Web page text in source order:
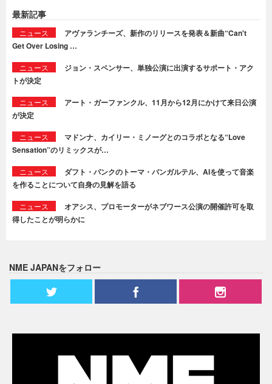
最新記事
ニュース
アヴァランチーズ、新作のリリースを発表＆新曲“Can't
Get Over Losing …
ニュース
ジョン・スペンサー、単独公演に出演するサポート・アク
トが決定
ニュース
アート・ガーファンクル、11月から12月にかけて来日公演
が決定
ニュース
マドンナ、カイリー・ミノーグとのコラボとなる“Love
Sensation”のリミックスが…
ニュース
ダフト・パンクのトーマ・バンガルテル、AIを使って音楽
を作ることについて自身の見解を語る
ニュース
オアシス、プロモーターがネブワース公演の開催許可を取
得したことが明らかに
NME JAPANをフォロー